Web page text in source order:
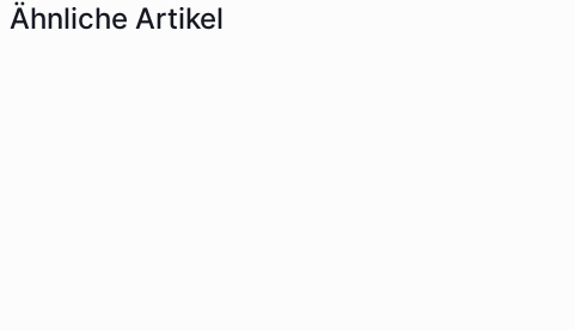
Ähnliche Artikel